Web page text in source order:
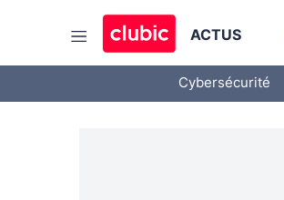
ACTUS
Cybersécurité